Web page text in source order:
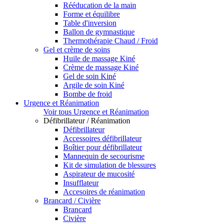
Rééducation de la main
Forme et équilibre
Table d'inversion
Ballon de gymnastique
Thermothérapie Chaud / Froid
Gel et crème de soins
Huile de massage Kiné
Crème de massage Kiné
Gel de soin Kiné
Argile de soin Kiné
Bombe de froid
Urgence et Réanimation
Voir tous Urgence et Réanimation
Défibrillateur / Réanimation
Défibrillateur
Accessoires défibrillateur
Boîtier pour défibrillateur
Mannequin de secourisme
Kit de simulation de blessures
Aspirateur de mucosité
Insufflateur
Accesoires de réanimation
Brancard / Civière
Brancard
Civière